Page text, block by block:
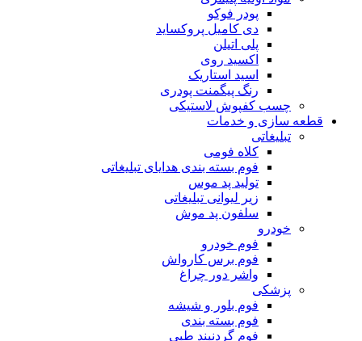
پودر فوکو
دی کامیل پروکساید
پلی اتیلن
اکسید روی
اسید استاریک
رنگ پیگمنت پودری
چسب کفپوش لاستیکی
قطعه سازی و خدمات
تبلیغاتی
کلاه فومی
فوم بسته بندی هدایای تبلیغاتی
تولید پد موس
زیر لیوانی تبلیغاتی
سلفون پد موش
خودرو
فوم خودرو
فوم برس کارواش
واشر دور چراغ
پزشکی
فوم بلور و شیشه
فوم بسته بندی
فوم گردنبند طبی